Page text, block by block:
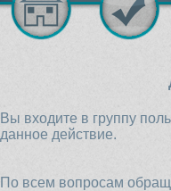
Вы входите в группу
данное действие.
По всем вопросам